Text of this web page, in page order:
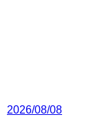
2026/08/08